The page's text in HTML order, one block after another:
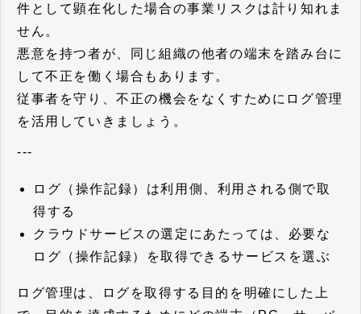
件として顕在化した場合の事業リスクは計り知れま
せん。
悪意を持つ者が、同じ組織の他者の端末を踏み台に
して不正を働く場合もあります。
従事者を守り、不正の機会をなくすためにログ管理
を活用していきましょう。
---
ログ（操作記録）は利用側、利用される側で取
得する
クラウドサービスの選定にあたっては、必要な
ログ（操作記録）を取得できるサービスを選ぶ
ログ管理は、ログを取得する目的を明確にした上